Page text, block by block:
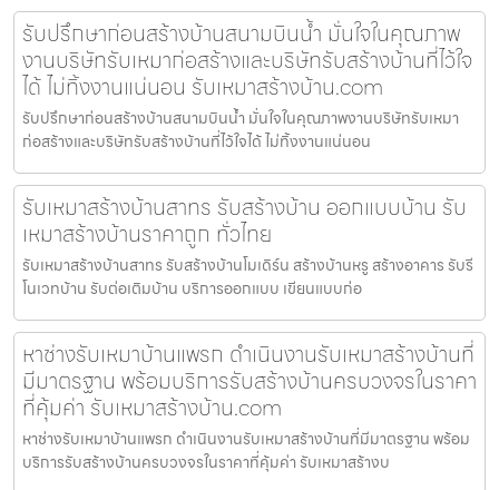
รับปรึกษาก่อนสร้างบ้านสนามบินน้ำ มั่นใจในคุณภาพ
งานบริษัทรับเหมาก่อสร้างและบริษัทรับสร้างบ้านที่ไว้ใจ
ได้ ไม่ทิ้งงานแน่นอน รับเหมาสร้างบ้าน.com
รับปรึกษาก่อนสร้างบ้านสนามบินน้ำ มั่นใจในคุณภาพงานบริษัทรับเหมา
ก่อสร้างและบริษัทรับสร้างบ้านที่ไว้ใจได้ ไม่ทิ้งงานแน่นอน
รับเหมาสร้างบ้านสาทร รับสร้างบ้าน ออกแบบบ้าน รับ
เหมาสร้างบ้านราคาถูก ทั่วไทย
รับเหมาสร้างบ้านสาทร รับสร้างบ้านโมเดิร์น สร้างบ้านหรู สร้างอาคาร รับรี
โนเวทบ้าน รับต่อเติมบ้าน บริการออกแบบ เขียนแบบก่อ
หาช่างรับเหมาบ้านแพรก ดำเนินงานรับเหมาสร้างบ้านที่
มีมาตรฐาน พร้อมบริการรับสร้างบ้านครบวงจรในราคา
ที่คุ้มค่า รับเหมาสร้างบ้าน.com
หาช่างรับเหมาบ้านแพรก ดำเนินงานรับเหมาสร้างบ้านที่มีมาตรฐาน พร้อม
บริการรับสร้างบ้านครบวงจรในราคาที่คุ้มค่า รับเหมาสร้างบ